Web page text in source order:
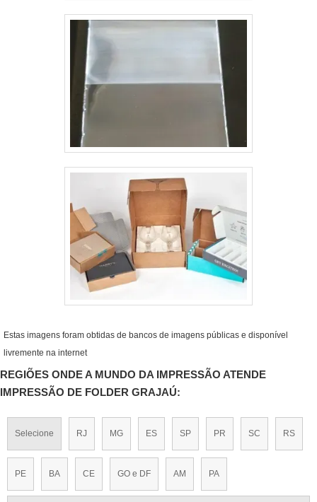
Estas imagens foram obtidas de bancos de imagens públicas e disponível
livremente na internet
REGIÕES ONDE A MUNDO DA IMPRESSÃO ATENDE
IMPRESSÃO DE FOLDER GRAJAÚ:
Selecione RJ MG ES SP PR SC RS
PE BA CE GO e DF AM PA